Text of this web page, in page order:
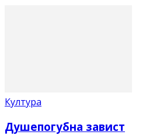
Култура
Душепогубна завист